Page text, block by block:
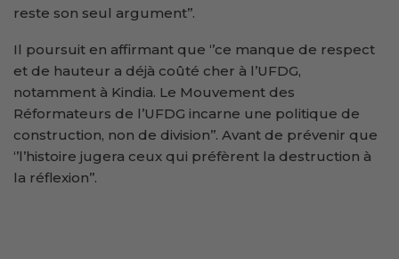
reste son seul argument’’.
Il poursuit en affirmant que ‘’ce manque de respect
et de hauteur a déjà coûté cher à l’UFDG,
notamment à Kindia. Le Mouvement des
Réformateurs de l’UFDG incarne une politique de
construction, non de division’’. Avant de prévenir que
‘’l’histoire jugera ceux qui préfèrent la destruction à
la réflexion’’.